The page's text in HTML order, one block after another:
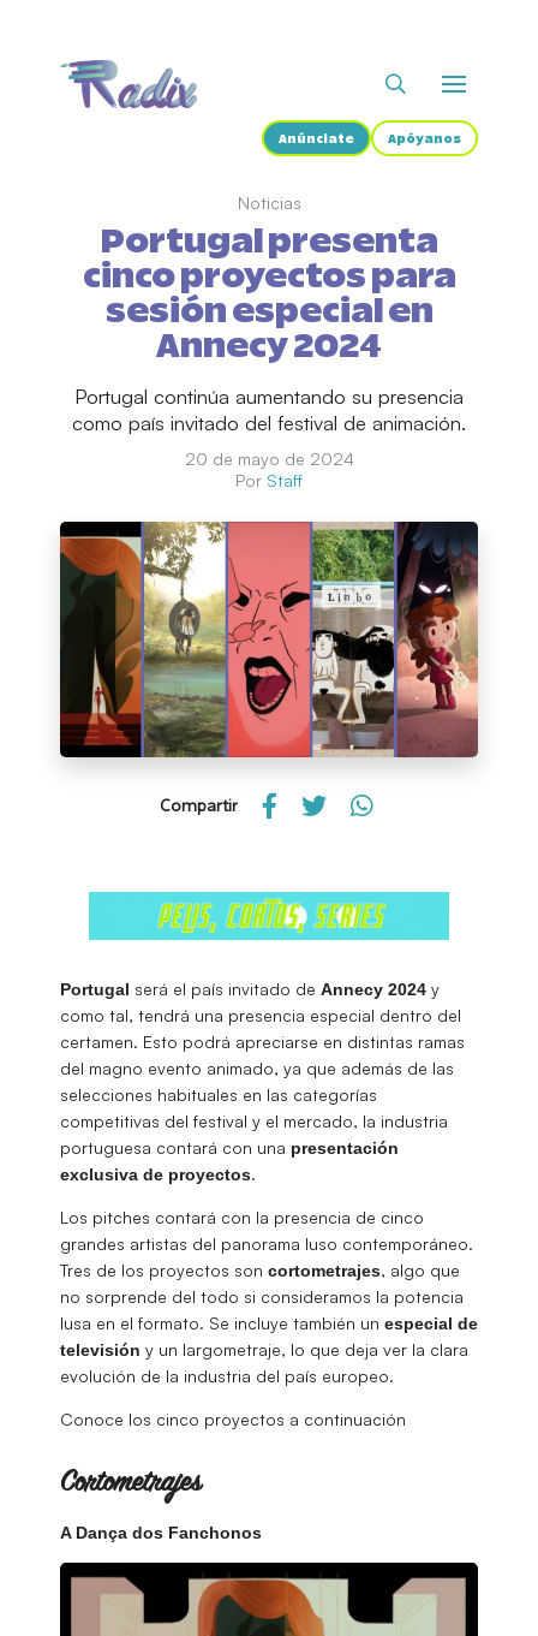
Anúnciate Apóyanos
Noticias
Portugal presenta
cinco proyectos para
sesión especial en
Annecy 2024
Portugal continúa aumentando su presencia
como país invitado del festival de animación.
20 de mayo de 2024
Por Staff
Compartir
Portugal será el país invitado de Annecy 2024 y
como tal, tendrá una presencia especial dentro del
certamen. Esto podrá apreciarse en distintas ramas
del magno evento animado, ya que además de las
selecciones habituales en las categorías
competitivas del festival y el mercado, la industria
portuguesa contará con una presentación
exclusiva de proyectos.
Los pitches contará con la presencia de cinco
grandes artistas del panorama luso contemporáneo.
Tres de los proyectos son cortometrajes, algo que
no sorprende del todo si consideramos la potencia
lusa en el formato. Se incluye también un especial de
televisión y un largometraje, lo que deja ver la clara
evolución de la industria del país europeo.
Conoce los cinco proyectos a continuación
Cortometrajes
A Dança dos Fanchonos